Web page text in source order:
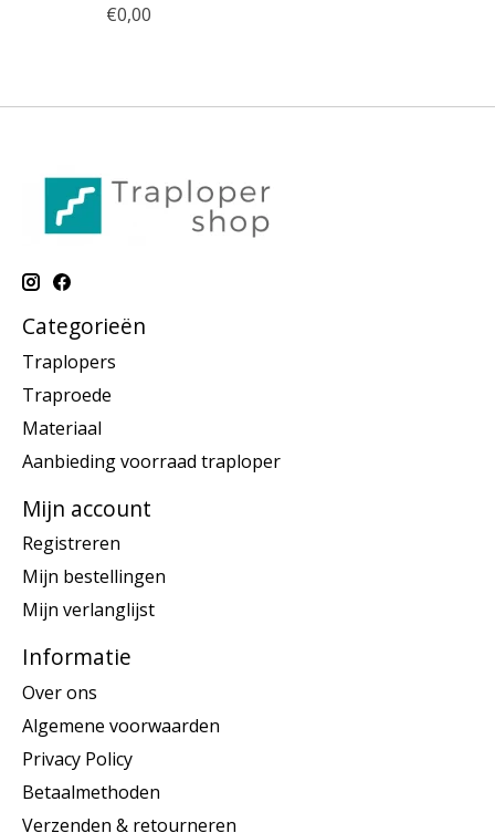
€0,00
Categorieën
Traplopers
Traproede
Materiaal
Aanbieding voorraad traploper
Mijn account
Registreren
Mijn bestellingen
Mijn verlanglijst
Informatie
Over ons
Algemene voorwaarden
Privacy Policy
Betaalmethoden
Verzenden & retourneren